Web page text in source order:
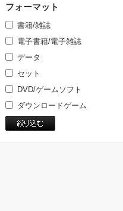
フォーマット
書籍/雑誌
電子書籍/電子雑誌
データ
セット
DVD/ゲームソフト
ダウンロードゲーム